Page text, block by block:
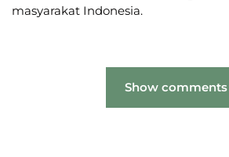
masyarakat Indonesia.
Show comments